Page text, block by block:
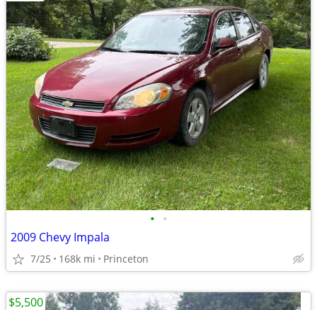
• •
2009 Chevy Impala
7/25 168k mi Princeton
$5,500